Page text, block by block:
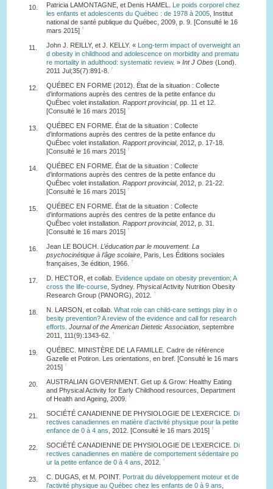
10. Patricia LAMONTAGNE, et Denis HAMEL.
Le poids corporel chez
les enfants et adolescents du Québec : de 1978 à 2005, Institut
national de santé publique du Québec, 2009, p. 9. [Consulté le 16
mars 2015] ↑
11. John J. REILLY, et J. KELLY. « Long-term impact of overweight an
d obesity in childhood and adolescence on morbidity and prematu
re mortality in adulthood: systematic review. » Int J Obes(Lond).
2011 Jul;35(7):891-8.
↑
12.
QUÉBEC EN FORME (2012). État de la situation : Collecte
d’informations auprès des centres de la petite enfance du
QuÉbec volet installation. Rapport provincial, pp. 11 et 12.
[Consulté le 16 mars 2015] ↑
13.
QUÉBEC EN FORME. État de la situation : Collecte
d’informations auprès des centres de la petite enfance du
QuÉbec volet installation. Rapport provincial, 2012, p. 17-18.
[Consulté le 16 mars 2015] ↑
14.
QUÉBEC EN FORME. État de la situation : Collecte
d’informations auprès des centres de la petite enfance du
QuÉbec volet installation. Rapport provincial, 2012, p. 21-22.
[Consulté le 16 mars 2015] ↑
15.
QUÉBEC EN FORME. État de la situation : Collecte
d’informations auprès des centres de la petite enfance du
QuÉbec volet installation. Rapport provincial, 2012, p. 31.
[Consulté le 16 mars 2015] ↑
16. Jean LE BOUCH. L’éducation par le mouvement. La
psychocinétique à l’âge scolaire, Paris, Les Éditions sociales
françaises, 3e édition, 1966.
↑
17. D. HECTOR, et collab. Evidence update on obesity prevention; A
cross the life-course, Sydney. Physical Activity Nutrition Obesity
Research Group (PANORG), 2012.
↑
18. N. LARSON, et collab. What role can child-care settings play in o
besity prevention? A review of the evidence and call for research
efforts Journal of the American Dietetic Association, septembre
2011, 111(9):1343-62.
↑
19.
QUÉBEC. MINISTÈRE DE LA FAMILLE. Cadre de référence
Gazelle et Potiron. Les orientations, en bref. [Consulté le 16 mars
2015] ↑
20.
AUSTRALIAN GOVERNMENT. Get up & Grow: Healthy Eating
and Physical Activity for Early Childhood resources, Department
of Health and Ageing, 2009.
↑
21. SOCIÉTÉ CANADIENNE DE PHYSIOLOGIE DE L’EXERCICE. Di
rectives canadiennes en matière d’activité physique pour la petite
enfance de 0 à 4 ans , 2012. [Consulté le 16 mars 2015] ↑
22. SOCIÉTÉ CANADIENNE DE PHYSIOLOGIE DE L’EXERCICE. Di
rectives canadiennes en matière de comportement sédentaire po
ur la petite enfance de 0 à 4 ans , 2012. ↑
23. C. DUGAS, et M. POINT. Portrait du développement moteur et de
l’activité physique au Québec chez les enfants de 0 à 9 ans